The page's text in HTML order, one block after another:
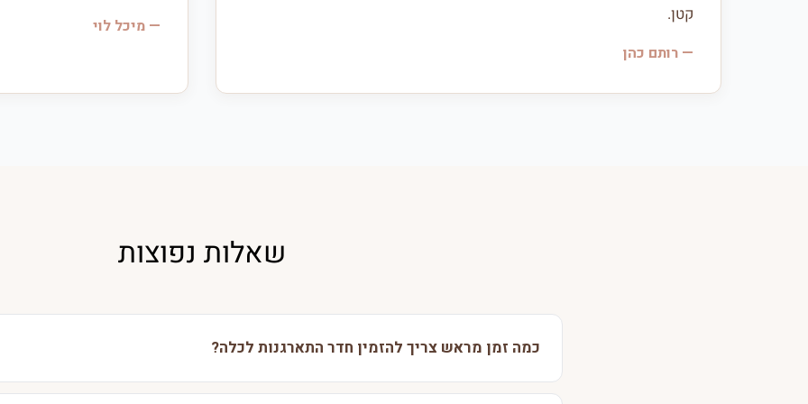
קטן.
— רותם כהן
— מיכל לוי
שאלות נפוצות
כמה זמן מראש צריך להזמין חדר התארגנות לכלה?
אנו ממליצים להזמין לפחות 3-6 חודשים מראש, במיוחד בעונת החתונות (מאי-